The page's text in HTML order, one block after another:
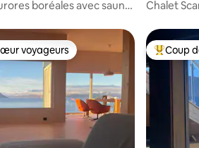
boréales avec sauna
Chalet
voyageurs parmi les plus aimés
voyageurs Coup de
Coup